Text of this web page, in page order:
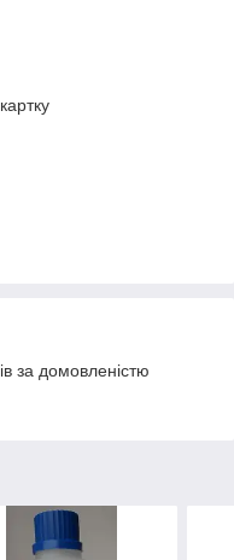
за домовленістю